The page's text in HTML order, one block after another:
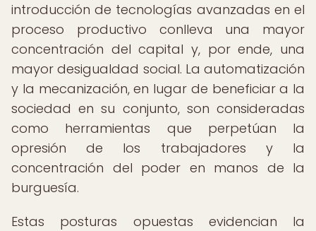
introducción de tecnologías avanzadas en el
proceso productivo conlleva una mayor
concentración del capital y, por ende, una
mayor desigualdad social. La automatización
y la mecanización, en lugar de beneficiar a la
sociedad en su conjunto, son consideradas
como herramientas que perpetúan la
opresión de los trabajadores y la
concentración del poder en manos de la
burguesía.
Estas posturas opuestas evidencian la